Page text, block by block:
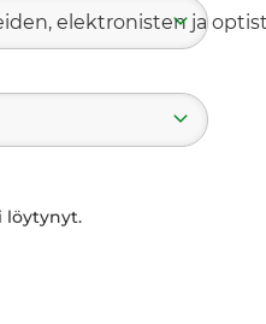
elektronisten ja
löytynyt.